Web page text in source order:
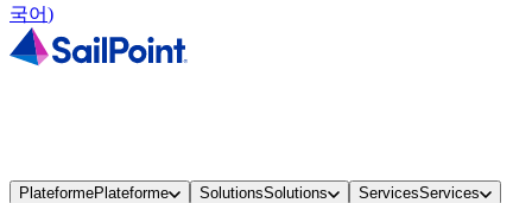
국어)
PlateformePlateforme SolutionsSolutions ServicesServices